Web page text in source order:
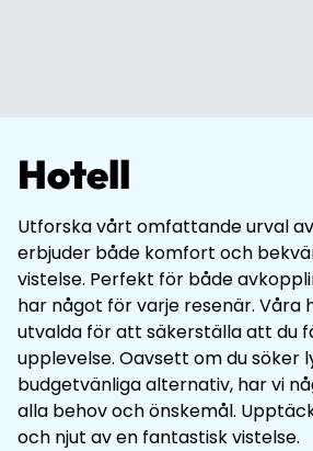
Hotell
Utforska vårt omfattande urval
erbjuder både komfort och
vistelse. Perfekt för både
har något för varje resenär. Våra
utvalda för att säkerställa att du
upplevelse. Oavsett om du söker
budgetvänliga alternativ, har vi
alla behov och önskemål.
och njut av en fantastisk vistelse.